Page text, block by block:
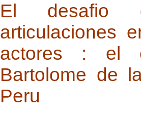
El desafio
articulaciones
actores : el
Bartolome de
Peru